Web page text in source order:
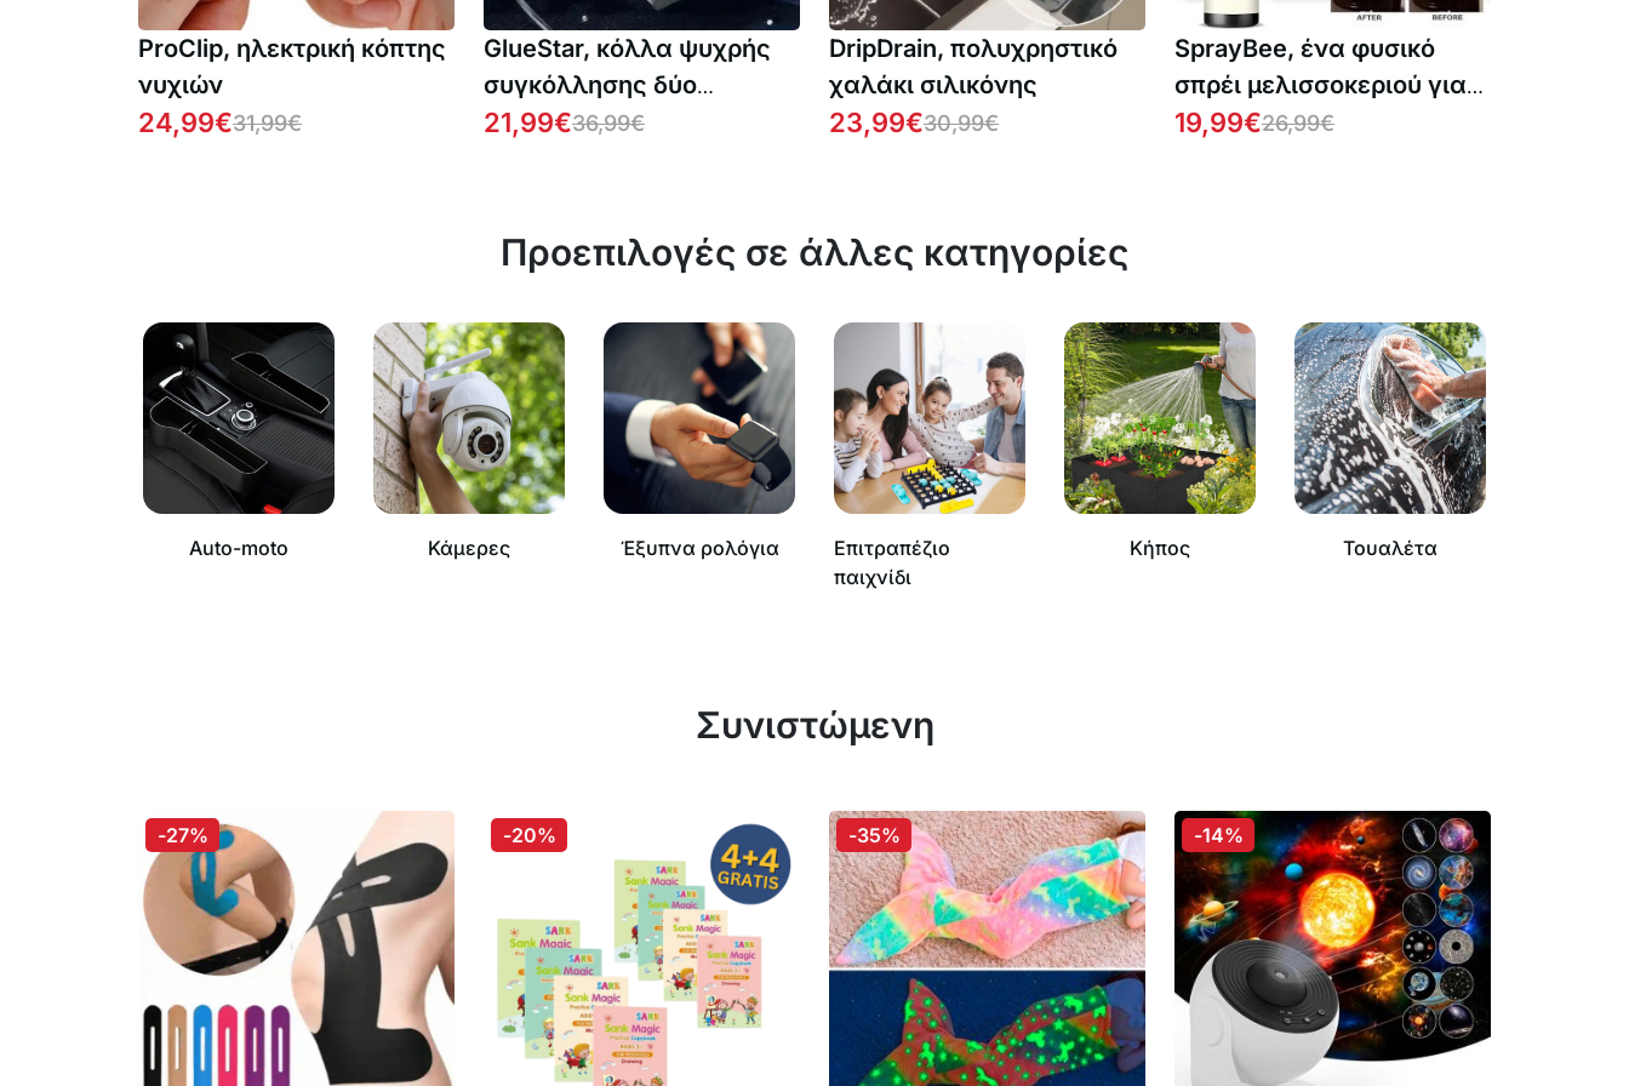
ProClip, ηλεκτρική κόπτης
νυχιών
24,99€31,99€
GlueStar, κόλλα ψυχρής
συγκόλλησης δύο
συστατικών για εύκολη
21,99€36,99€
DripDrain, πολυχρηστικό
χαλάκι σιλικόνης
23,99€30,99€
SprayBee, ένα φυσικό
σπρέι μελισσοκεριού για
την αποκατάσταση
19,99€26,99€
Προεπιλογές σε άλλες κατηγορίες
Auto-moto Κάμερες Έξυπνα ρολόγια
Επιτραπέζιο
παιχνίδι
Κήπος Τουαλέτα
Συνιστώμενη
-27% -20% -35% -14%